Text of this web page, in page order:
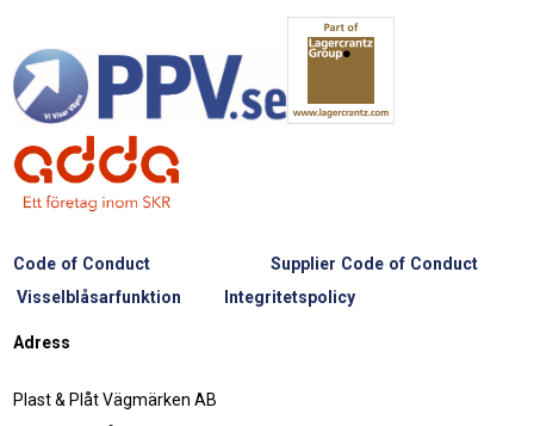
Code of Conduct
Supplier Code of Conduct
Visselblåsarfunktion
Integritetspolicy
Adress
Plast & Plåt Vägmärken AB